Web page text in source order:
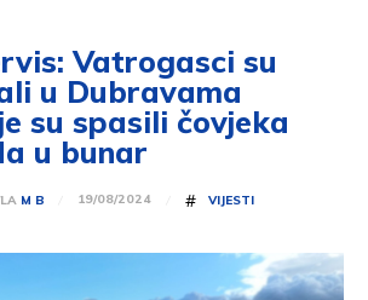
Vatrogasci su
u Dubravama
su spasili čovjeka
u bunar
M B 19/08/2024 # VIJESTI